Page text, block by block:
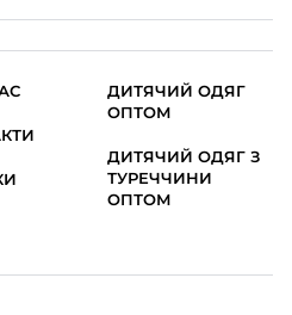
ДИТЯЧИЙ ОДЯГ
ОПТОМ
ДИТЯЧИЙ ОДЯГ З
ТУРЕЧЧИНИ
ОПТОМ